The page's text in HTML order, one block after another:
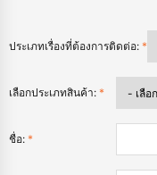
ประเภทเรื่องที่ต้องการติดต่อ: *
เลือกประเภทสินค้า: *
ชื่อ: *